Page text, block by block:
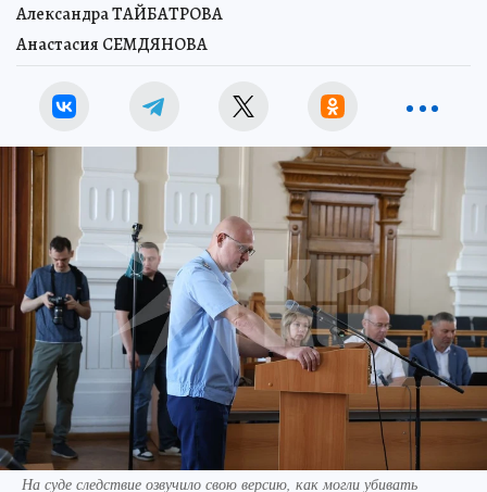
Александра ТАЙБАТРОВА
Анастасия СЕМДЯНОВА
На суде следствие озвучило свою версию, как могли убивать